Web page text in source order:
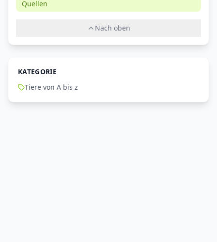
Quellen
Nach oben
KATEGORIE
Tiere von A bis z